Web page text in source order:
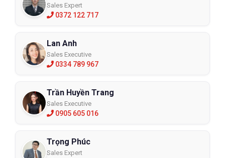
Sales Expert
0372 122 717
Lan Anh
Sales Executive
0334 789 967
Trần Huyền Trang
Sales Executive
0905 605 016
Trọng Phúc
Sales Expert